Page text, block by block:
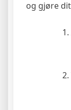
og gjøre